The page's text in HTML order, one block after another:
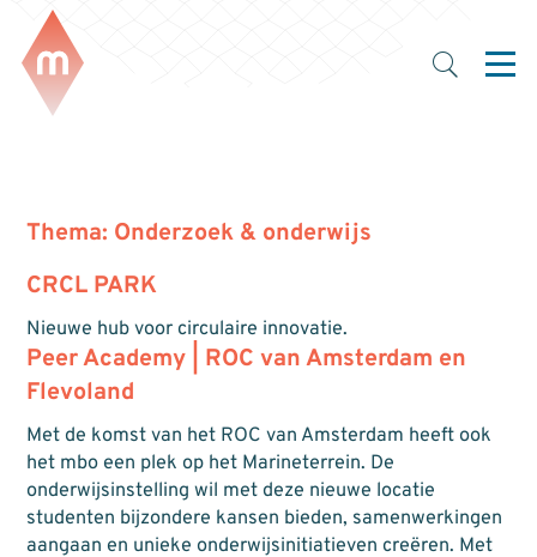
Thema: Onderzoek & onderwijs
CRCL PARK
Nieuwe hub voor circulaire innovatie.
Peer Academy | ROC van Amsterdam en
Flevoland
Met de komst van het ROC van Amsterdam heeft ook
het mbo een plek op het Marineterrein. De
onderwijsinstelling wil met deze nieuwe locatie
studenten bijzondere kansen bieden, samenwerkingen
aangaan en unieke onderwijsinitiatieven creëren. Met